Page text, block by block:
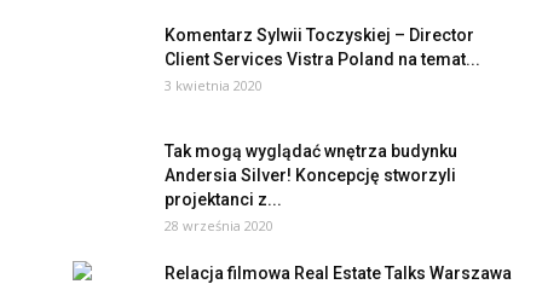
Komentarz Sylwii Toczyskiej – Director
Client Services Vistra Poland na temat...
3 kwietnia 2020
Tak mogą wyglądać wnętrza budynku
Andersia Silver! Koncepcję stworzyli
projektanci z...
28 września 2020
Relacja filmowa Real Estate Talks Warszawa